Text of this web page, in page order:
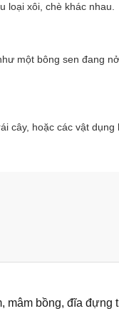
loại xôi, chè khác nhau.
một bông sen đang
cây, hoặc các vật
mâm bồng, đĩa đựng